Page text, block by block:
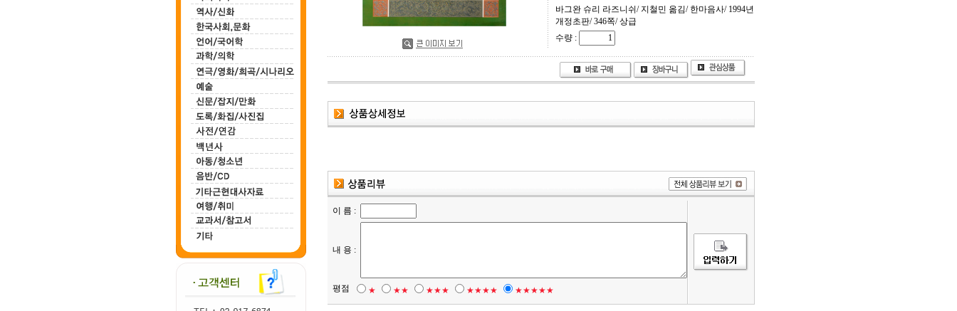
바그완 슈리 라즈니쉬/ 지철민 옮김/ 한마음사/ 1994년
개정초판/ 346쪽/ 상급
수량 :
이 름 :
내 용 :
평점 ★ ★★ ★★★ ★★★★ ★★★★★